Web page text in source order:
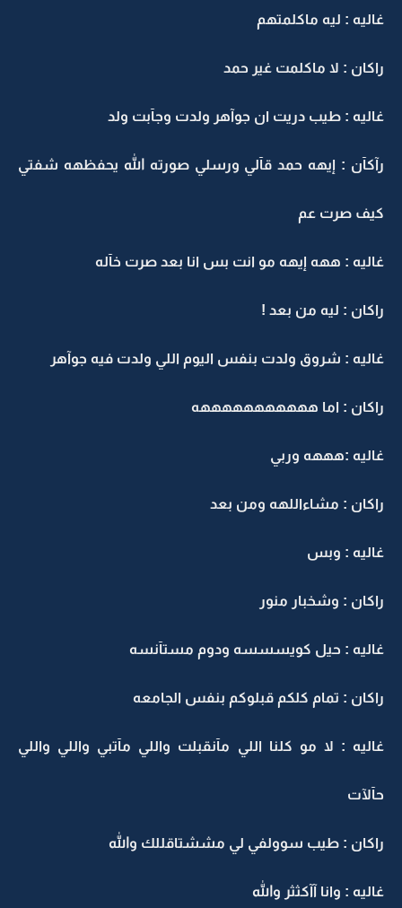
غاليه : ليه ماكلمتهم
راكان : لا ماكلمت غير حمد
غاليه : طيب دريت ان جوآهر ولدت وجآبت ولد
رآكآن : إيهه حمد قآلي ورسلي صورته الله يحفظهه شفتي
كيف صرت عم
غاليه : ههه إيهه مو انت بس انا بعد صرت خآله
راكان : ليه من بعد !
غاليه : شروق ولدت بنفس اليوم اللي ولدت فيه جوآهر
راكان : اما هههههههههههه
غاليه :هههه وربي
راكان : مشاءاللهه ومن بعد
غاليه : وبس
راكان : وشخبار منور
غاليه : حيل كويسسسه ودوم مستآنسه
راكان : تمام كلكم قبلوكم بنفس الجامعه
غاليه : لا مو كلنا اللي مآنقبلت واللي مآتبي واللي واللي
حآلآت
راكان : طيب سوولفي لي مششتاقللك والله
غاليه : وانا آآكثثر والله